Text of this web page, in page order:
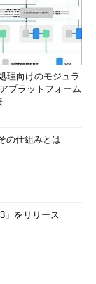
理向けのモジュラ
プラットフォーム
の仕組みとは
」をリリース